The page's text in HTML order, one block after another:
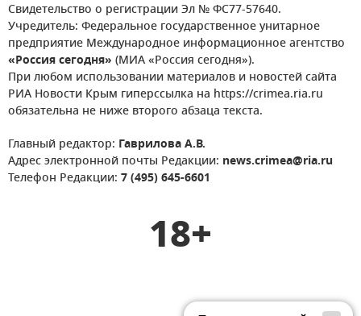
Свидетельство о регистрации Эл № ФС77-57640.
Учредитель: Федеральное государственное унитарное
предприятие Международное информационное агентство
«Россия сегодня» (МИА «Россия сегодня»).
При любом использовании материалов и новостей сайта
РИА Новости Крым гиперссылка на https://crimea.ria.ru
обязательна не ниже второго абзаца текста.
Главный редактор: Гаврилова А.В.
Адрес электронной почты Редакции: news.crimea@ria.ru
Телефон Редакции: 7 (495) 645-6601
18+